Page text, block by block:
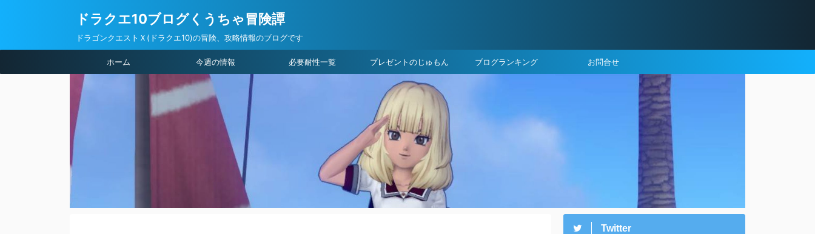
ドラクエ10ブログくうちゃ冒険譚
ドラゴンクエストＸ(ドラクエ10)の冒険、攻略情報のブログです
ホーム 今週の情報 必要耐性一覧 プレゼントのじゅもん ブログランキング お問合せ
Twitter